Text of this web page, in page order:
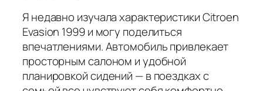
Я недавно изучала характеристики Citroen
Evasion 1999 и могу поделиться
впечатлениями. Автомобиль привлекает
просторным салоном и удобной
планировкой сидений — в поездках с